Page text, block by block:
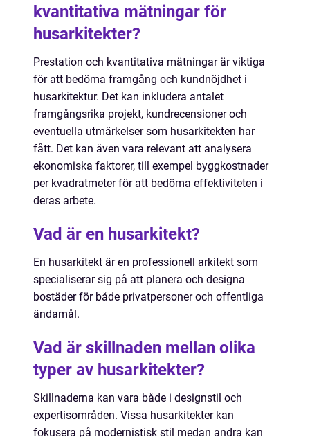
kvantitativa mätningar för
husarkitekter?
Prestation och kvantitativa mätningar är viktiga
för att bedöma framgång och kundnöjdhet i
husarkitektur. Det kan inkludera antalet
framgångsrika projekt, kundrecensioner och
eventuella utmärkelser som husarkitekten har
fått. Det kan även vara relevant att analysera
ekonomiska faktorer, till exempel byggkostnader
per kvadratmeter för att bedöma effektiviteten i
deras arbete.
Vad är en husarkitekt?
En husarkitekt är en professionell arkitekt som
specialiserar sig på att planera och designa
bostäder för både privatpersoner och offentliga
ändamål.
Vad är skillnaden mellan olika
typer av husarkitekter?
Skillnaderna kan vara både i designstil och
expertisområden. Vissa husarkitekter kan
fokusera på modernistisk stil medan andra kan